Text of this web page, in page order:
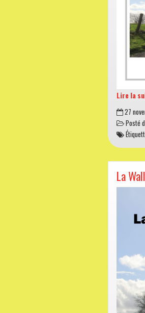
Lire la
La
route
de
la
liberté
27
Posté
La